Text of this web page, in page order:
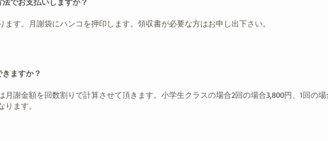
ます。月謝袋にハンコを押印します。領収書が必要な方はお申し出下さい。
ますか？
月謝金額を回数割りで計算させて頂きます。小学生クラスの場合2回の場合3,800円、1回の
ります。